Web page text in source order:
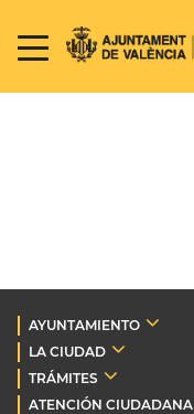
AYUNTAMIENTO
LA CIUDAD
TRÁMITES
ATENCIÓN CIUDADANA